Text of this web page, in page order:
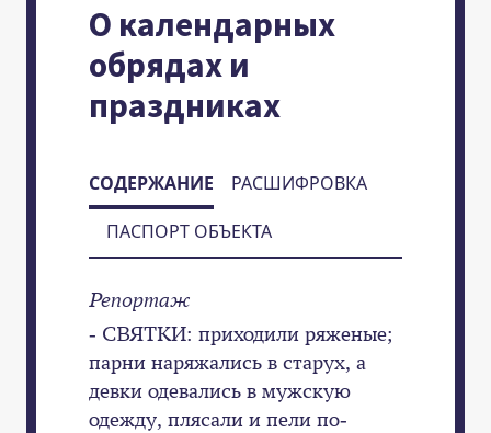
О календарных
обрядах и
праздниках
СОДЕРЖАНИЕ
РАСШИФРОВКА
ПАСПОРТ ОБЪЕКТА
Репортаж
- СВЯТКИ: приходили ряженые;
парни наряжались в старух, а
девки одевались в мужскую
одежду, плясали и пели по-